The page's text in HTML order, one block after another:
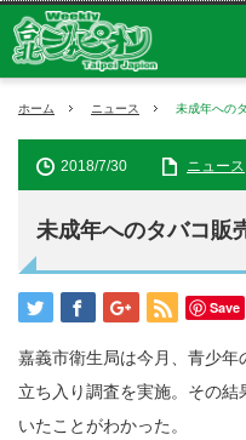
ホーム ニュース 未成年への
2018/7/30 ニュース
未成年へのタバコ販
Save
嘉義市衛生局は今月、青少
立ち入り調査を実施。その
いたことがわかった。